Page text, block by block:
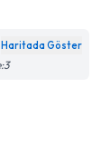
Haritada Göster